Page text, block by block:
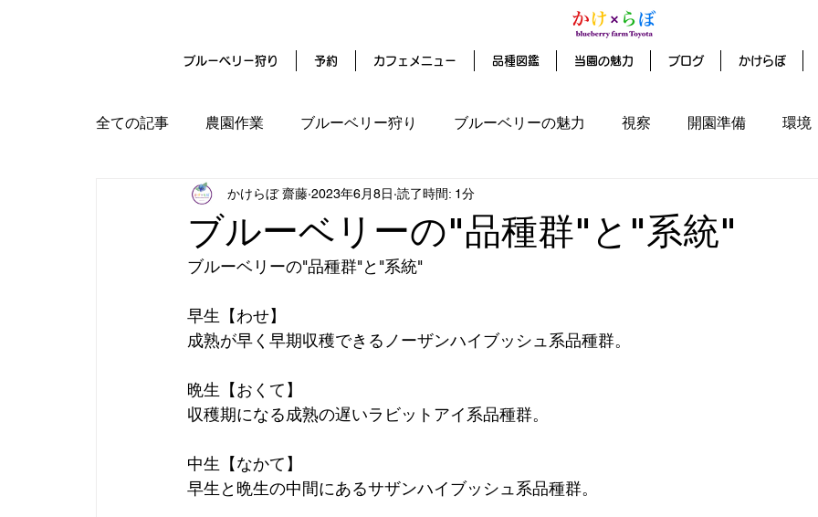
ブルーベリー狩り 予約 カフェメニュー 品種図鑑 当園の魅力 ブログ かけらぼ
全ての記事 農園作業 ブルーベリー狩り ブルーベリーの魅力 視察 開園準備 環境
名古屋の気温マイナス4℃ クラウドファンディング
ブルーベリーの"品種群"と"系統"
かけらぼ 齋藤 2023年6月8日 読了時間: 1分
ブルーベリーの"品種群"と"系統"
早生【わせ】
成熟が早く早期収穫できるノーザンハイブッシュ系品種群。
晩生【おくて】
収穫期になる成熟の遅いラビットアイ系品種群。
中生【なかて】
早生と晩生の中間にあるサザンハイブッシュ系品種群。